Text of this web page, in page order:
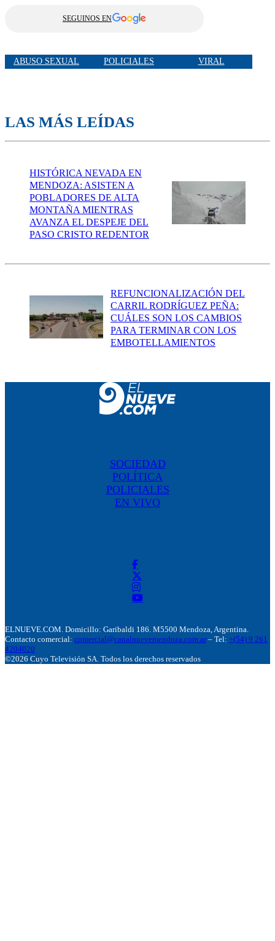
SEGUINOS EN
ABUSO SEXUAL POLICIALES VIRAL
LAS MÁS LEÍDAS
HISTÓRICA NEVADA EN
MENDOZA: ASISTEN A
POBLADORES DE ALTA
MONTAÑA MIENTRAS
AVANZA EL DESPEJE DEL
PASO CRISTO REDENTOR
REFUNCIONALIZACIÓN DEL
CARRIL RODRÍGUEZ PEÑA:
CUÁLES SON LOS CAMBIOS
PARA TERMINAR CON LOS
EMBOTELLAMIENTOS
SOCIEDAD
POLÍTICA
POLICIALES
EN VIVO
ELNUEVE.COM. Domicillo: Garibaldi 186. M5500 Mendoza, Argentina.
Contacto comercial: comercial@canalnuevemendoza.com.ar – Tel: +(54) 9 261
4204020
©2026 Cuyo Televisión SA. Todos los derechos reservados